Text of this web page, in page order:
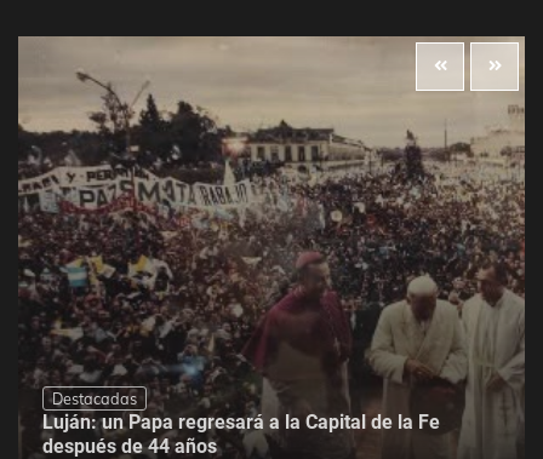
Destacadas
Luján: un Papa regresará a la Capital de la Fe
después de 44 años